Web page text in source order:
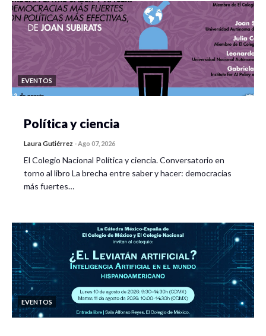
EVENTOS
Política y ciencia
Laura Gutiérrez -Ago 07, 2026
El Colegio Nacional Política y ciencia. Conversatorio en
torno al libro La brecha entre saber y hacer: democracias
más fuertes…
EVENTOS